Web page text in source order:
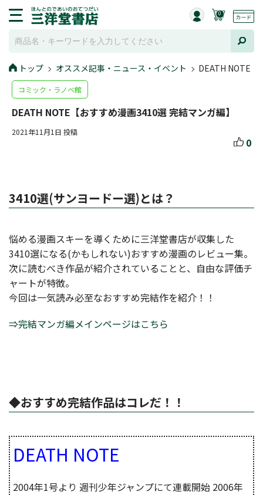
0
トップ オススメ記事・ニュース・イベント DEATH NOTE
コミック・ラノベ館
DEATH NOTE【おすすめ漫画3410選 完結マンガ編】
2021年11月1日 投稿
0
3410選(サンヨードー選)とは？
悩める漫画スキーを導くために三洋堂書店が収集した
3410選になる(かもしれない)おすすめ漫画のレビュー集。
次に読むべき作品が紹介されていることと、自由な評価チ
ャートが特徴。
今回は一気読み必至なおすすめ完結作を紹介！！
⇒完結マンガ編メインページはこちら
◆おすすめ完結作品はコレだ！！
DEATH NOTE
2004年1号より 週刊少年ジャンプにて連載開始 2006年